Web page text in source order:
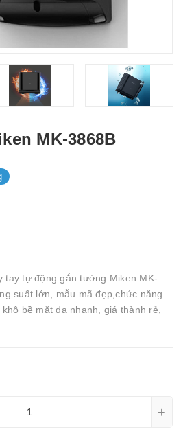
MK-3868B
tay tự động gắn tường Miken MK-
suất lớn, mẫu mã đẹp,chức năng
bề mặt da nhanh, giá thành rẻ,
+